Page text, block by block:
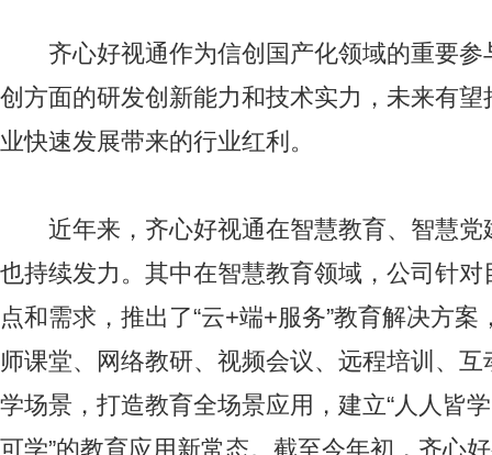
齐心好视通作为信创国产化领域的重要参
创方面的研发创新能力和技术实力，未来有
业快速发展带来的行业红利。
近年来，齐心好视通在智慧教育、智慧党
也持续发力。其中在智慧教育领域，公司针
点和需求，推出了“云+端+服务”教育解决方
师课堂、网络教研、视频会议、远程培训、
学场景，打造教育全场景应用，建立“人人皆
可学”的教育应用新常态。截至今年初，齐心